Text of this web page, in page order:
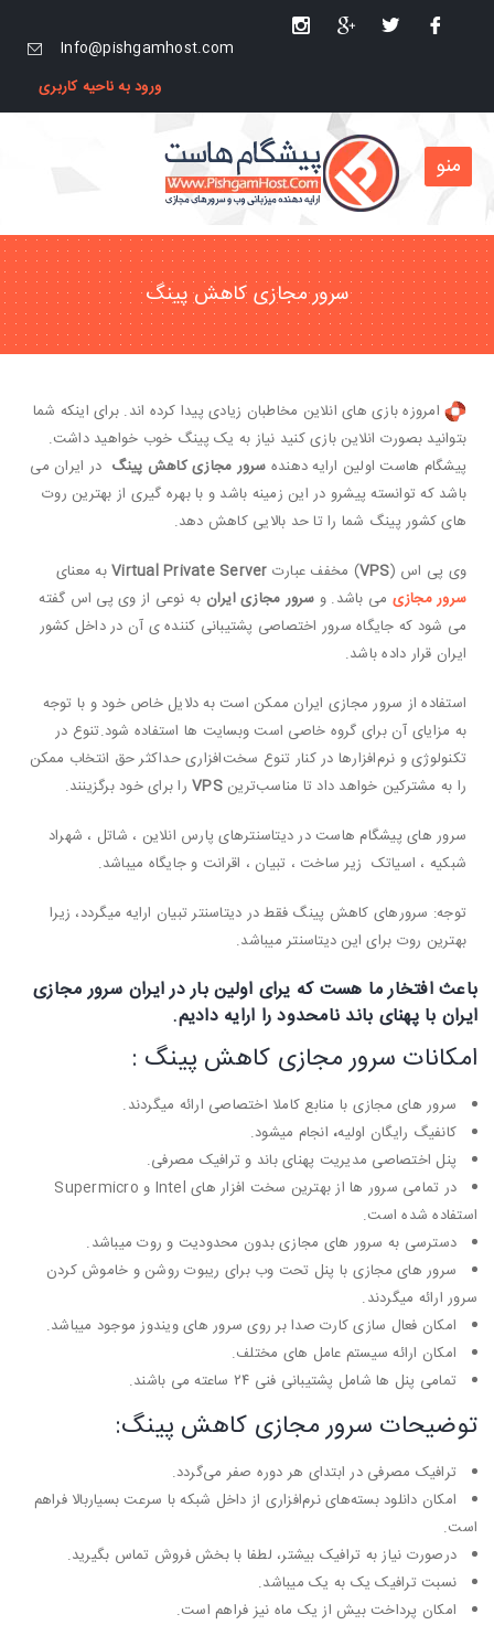
Info@pishgamhost.com
ورود به ناحیه کاربری
منو
سرور مجازی کاهش پینگ
امروزه بازی های انلاین مخاطبان زیادی پیدا کرده اند. برای اینکه شما
بتوانید بصورت انلاین بازی کنید نیاز به یک پینگ خوب خواهید داشت.
پیشگام هاست اولین ارایه دهنده سرور مجازی کاهش پینگ در ایران می
باشد که توانسته پیشرو در این زمینه باشد و با بهره گیری از بهترین روت
های کشور پینگ شما را تا حد بالایی کاهش دهد.
وی پی اس (VPS) مخفف عبارت Virtual Private Serverبه معنای
سرور مجازی می باشد. و سرور مجازی ایران به نوعی از وی پی اس گفته
می شود که جایگاه سرور اختصاصی پشتیبانی کننده ی آن در داخل کشور
ایران قرار داده باشد.
استفاده از سرور مجازی ایران ممکن است به دلایل خاص خود و با توجه
به مزایای آن برای گروه خاصی است وبسایت ها استفاده شود.تنوع در
تکنولوژی و نرم‌افزارها در کنار تنوع سخت‌افزاری حداکثر حق انتخاب ممکن
را به مشترکین خواهد داد تا مناسب‌ترینVPS را برای خود برگزینند.
سرور های پیشگام هاست در دیتاسنترهای پارس انلاین ، شاتل ، شهراد
شبکیه ، اسیاتک زیر ساخت ، تبیان ، اقرانت و جایگاه میباشد.
توجه: سرورهای کاهش پینگ فقط در دیتاسنتر تبیان ارایه میگردد، زیرا
بهترین روت برای این دیتاسنتر میباشد.
باعث افتخار ما هست که یرای اولین بار در ایران سرور مجازی
ایران با پهنای باند نامحدودرا ارایه دادیم.
امکانات سرور مجازی کاهش پینگ :
سرور های مجازی با منابع کاملا اختصاصی ارائه میگردند.
کانفیگ رایگان اولیه، انجام میشود.
پنل اختصاصی مدیریت پهنای باند و ترافیک مصرفی.
در تمامی سرور ها از بهترین سخت افزار های Intel و Supermicro
استفاده شده است.
دسترسی به سرور های مجازی بدون محدودیت و روت میباشد.
سرور های مجازی با پنل تحت وب برای ریبوت روشن و خاموش کردن
سرور ارائه میگردند.
امکان فعال سازی کارت صدا بر روی سرور های ویندوز موجود میباشد.
امکان ارائه سیستم عامل های مختلف.
تمامی پنل ها شامل پشتیبانی فنی ۲۴ ساعته می باشند.
توضیحات سرور مجازی کاهش پینگ:
ترافیک مصرفی در ابتدای هر دوره صفر می‌گردد.
امکان دانلود بسته‌های نرم‌افزاری از داخل شبکه با سرعت بسیاربالا فراهم
است.
درصورت نیاز به ترافیک بیشتر، لطفا با بخش فروش تماس بگیرید.
نسبت ترافیک یک به یک میباشد.
امکان پرداخت بیش از یک ماه نیز فراهم است.